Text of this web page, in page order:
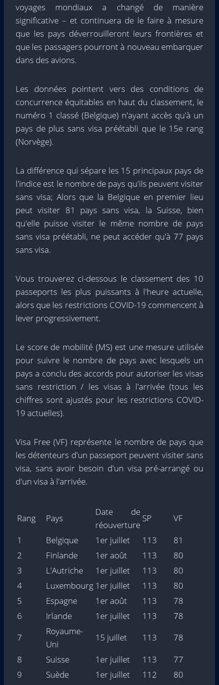
voyages mondiaux a changé de manière
significative – et continuera de le faire à mesure
que les pays déverrouilleront leurs frontières et
que les passagers pourront à nouveau embarquer
dans des avions.
Les données pointent vers des conditions de
concurrence équitables en haut du classement, le
numéro 1 classé (Belgique) n'ayant accès qu'à un
pays de plus sans visa préétabli que le 15e rang
(Norvège).
La différence qui sépare les 15 principaux pays de
l'indice est le nombre de pays qu'ils peuvent visiter
sans visa; Alors que la Belgique en premier lieu
peut visiter 81 pays sans visa, la Suisse, bien
qu'elle puisse visiter le même nombre de pays
sans visa préétabli, ne peut accéder qu'à 77 pays
sans visa.
Vous trouverez ci-dessous le classement des 10
passeports les plus puissants à l'heure actuelle,
alors que les restrictions COVID-19 commencent à
lever progressivement.
Le score de mobilité (MS) est une mesure utilisée
pour suivre le nombre de pays avec lesquels un
pays a conclu des accords pour autoriser les visas
sans restriction / les visas à l'arrivée (tous les
chiffres sont ajustés pour les restrictions COVID-
19 actuelles).
Visa Free (VF) représente le nombre de pays que
les détenteurs d'un passeport peuvent visiter sans
visa, sans avoir besoin d'un visa pré-arrangé ou
d'un visa à l'arrivée.
Rang Pays
Date de
réouverture
SP
VF
1
Belgique 1er juillet 113
81
2
Finlande 1er août 113
80
3
L'Autriche 1er juillet 113
80
4
Luxembourg 1er juillet 113
80
5
Espagne 1er août 113
78
6
Irlande 1er juillet 113
78
7
Royaume-
Uni
15 juillet 113
78
8
Suisse 1er juillet 113
77
9
Suède 1er juillet 112
80